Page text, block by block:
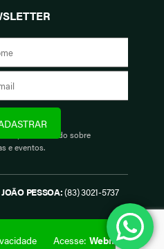
e fique informado sobre
e eventos.
JOÃO PESSOA:(83) 3021-5737
Acesse: Webmail